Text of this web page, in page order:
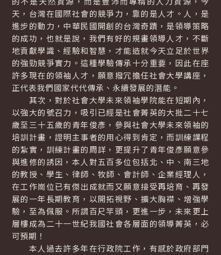
天，台灣在國際社會的競爭力，靠的是人才。人，是
進步的動力，中華民國開創的台灣奇蹟，是領導策略
的成功，也就是說，我們有好的規畫領導人才，不斷
地貢獻學識、經驗和智慧，才能造就今天立足於世界
的強勁競爭實力。這種學驗傳承十分重要，因此在座
許多現在的領袖人才，願意撥冗擔任社會大學講座，
正代表我們國家代代傳承、永續發展的潛能。
其次，對於社會大學未來領袖學院能在短期內，
以強大的號召力，吸引已經是社會菁英的大批二十七
歲至三十五歲的青年俊彥，參與社會大學未來領袖的
培訓計畫，證明主事者的用心得到肯定，而訓練課程
的紮實，訓練計畫的周詳，更提升了青年俊彥願意參
與進修的誘因，本人對五百多位包括北、中、南三地
的教授、學生、律師、牧師、會計師、企業經理人，
在工作崗位已有傑出成就而又願意接受再培育、再發
展的一年長期教育，以開拓視野、擴大胸襟、增強學
驗，至為佩服。所謂百尺竿頭，更進一步，未來更上
層樓成為二十一世紀我國社會各層面的領導菁英，必
可預期！
本人過去許多年在行政院工作，有感於政府部門